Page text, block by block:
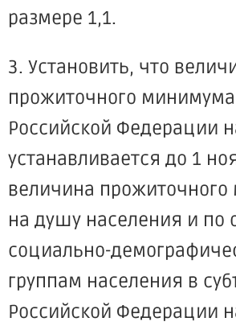
размере 1,1.
3. Установить, что
прожиточного
Российской Федерации
устанавливается до 1
величина
на душу населения и по
социально-
группам населения в
Российской Федерации